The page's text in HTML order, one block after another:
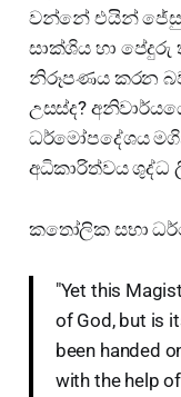
වන්නේ එයින්
සාක්ශිය හා
නිරූපණය කරන
උසස්ද?
ධර්මෝපදේශය
අධිකාරිත්වය
කතෝලික සභා
"Yet this
of God, but is
been handed
with the help